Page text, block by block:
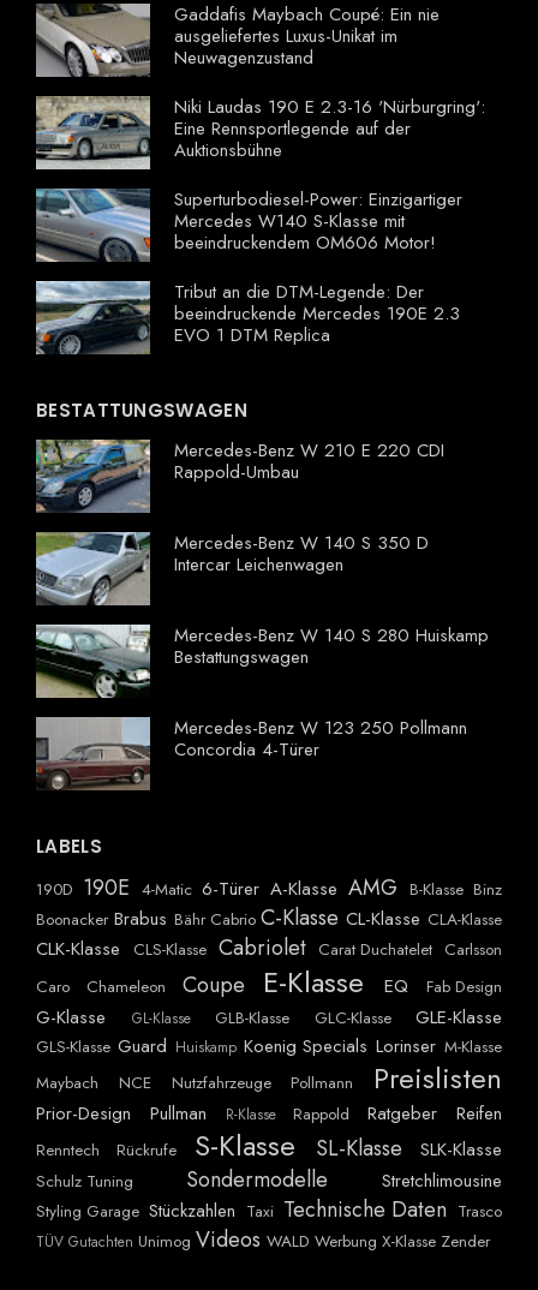
Gaddafis Maybach Coupé: Ein nie
ausgeliefertes Luxus-Unikat im
Neuwagenzustand
Niki Laudas 190 E 2.3-16 'Nürburgring':
Eine Rennsportlegende auf der
Auktionsbühne
Superturbodiesel-Power: Einzigartiger
Mercedes W140 S-Klasse mit
beeindruckendem OM606 Motor!
Tribut an die DTM-Legende: Der
beeindruckende Mercedes 190E 2.3
EVO 1 DTM Replica
BESTATTUNGSWAGEN
Mercedes-Benz W 210 E 220 CDI
Rappold-Umbau
Mercedes-Benz W 140 S 350 D
Intercar Leichenwagen
Mercedes-Benz W 140 S 280 Huiskamp
Bestattungswagen
Mercedes-Benz W 123 250 Pollmann
Concordia 4-Türer
LABELS
190D 190E 4-Matic 6-Türer A-Klasse AMG B-Klasse Binz
Boonacker Brabus Bähr Cabrio C-Klasse CL-Klasse CLA-Klasse
CLK-Klasse CLS-Klasse Cabriolet Carat Duchatelet Carlsson
Caro
Chameleon Coupe E-Klasse EQ Fab Design
G-Klasse GL-Klasse GLB-Klasse GLC-Klasse GLE-Klasse
GLS-Klasse Guard Huiskamp Koenig Specials Lorinser M-Klasse
Maybach
NCE Nutzfahrzeuge Pollmann Preislisten
Prior-Design Pullman R-Klasse Rappold Ratgeber Reifen
Renntech Rückrufe S-Klasse SL-Klasse SLK-Klasse
Schulz Tuning Sondermodelle Stretchlimousine
Styling Garage Stückzahlen Taxi Technische Daten Trasco
TÜV Gutachten Unimog Videos WALD Werbung X-Klasse Zender